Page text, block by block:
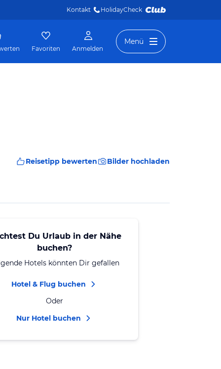
Kontakt HolidayCheck
Favoriten Anmelden
Menü
Reisetipp bewerten Bilder hochladen
Du Urlaub in der Nähe
buchen?
Hotels könnten Dir gefallen
Hotel & Flug buchen
Oder
Nur Hotel buchen